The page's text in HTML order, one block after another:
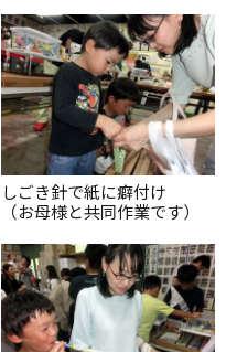
しごき針で紙に癖付け
（お母様と共同作業です）